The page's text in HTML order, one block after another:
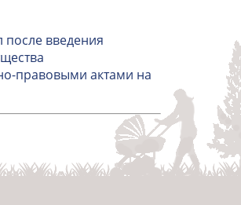
после введения
правовыми актами на